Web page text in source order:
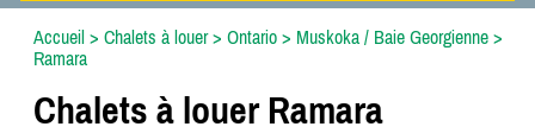
Accueil> Chalets à louer> Ontario> Muskoka / Baie Georgienne>
Ramara
Chalets à louer Ramara